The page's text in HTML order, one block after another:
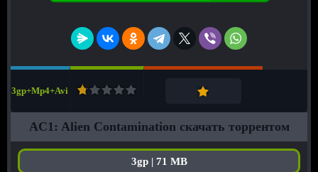
3gp+Mp4+Avi
AC1: Alien Contamination скачать торрентом
3gp | 71 MB